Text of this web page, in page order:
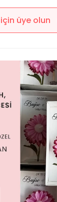
üye olun